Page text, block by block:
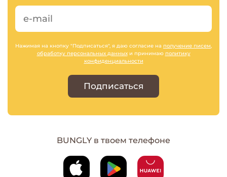
Нажимая на кнопку "Подписаться", я даю согласие на получение писем,
обработку персональных данныхи принимаю политику
конфиденциальности
Подписаться
BUNGLY в твоем телефоне